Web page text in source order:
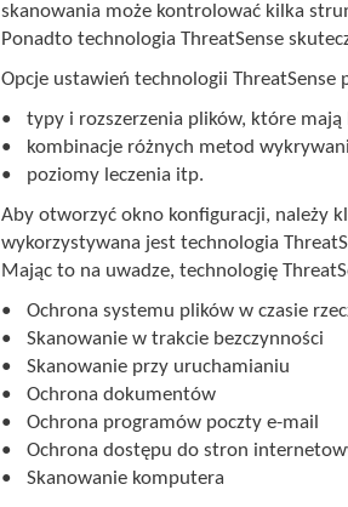
skanowania może kontrolować kilka
Ponadto technologia ThreatSense
Opcje ustawień technologii
typy i rozszerzenia plików, które mają
kombinacje różnych metod
poziomy leczenia itp.
Aby otworzyć okno konfiguracji, należy
wykorzystywana jest technologia
Mając to na uwadze, technologię
Ochrona systemu plików w czasie
Skanowanie w trakcie bezczynności
Skanowanie przy uruchamianiu
Ochrona dokumentów
Ochrona programów poczty e-mail
Ochrona dostępu do stron
Skanowanie komputera